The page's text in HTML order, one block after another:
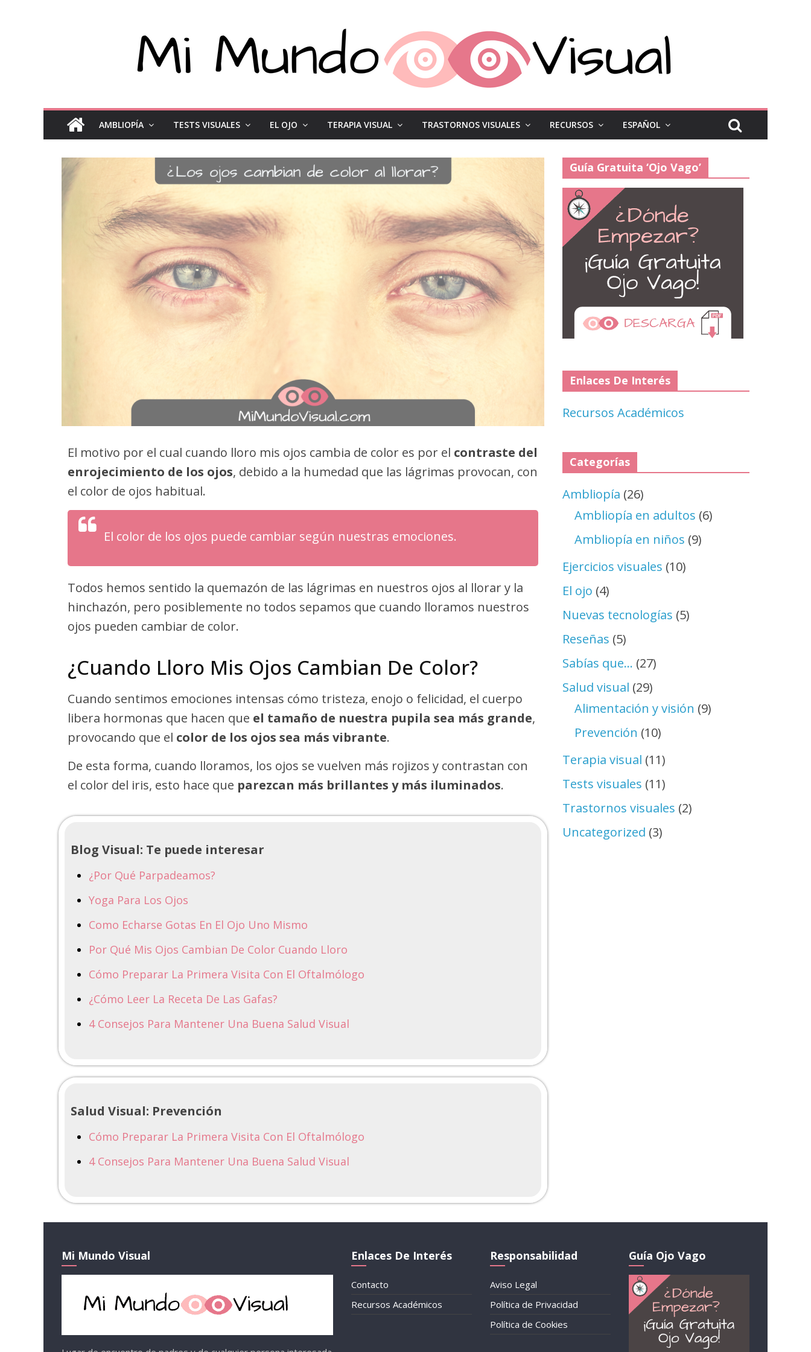
AMBLIOPÍA TESTS VISUALES EL OJO TERAPIA VISUAL TRASTORNOS VISUALES RECURSOS ESPAÑOL
El motivo por el cual cuando lloro mis ojos cambia de color es por el contraste del
enrojecimiento de los ojos, debido a la humedad que las lágrimas provocan, con
el color de ojos habitual.
El color de los ojos puede cambiar según nuestras emociones.
Todos hemos sentido la quemazón de las lágrimas en nuestros ojos al llorar y la
hinchazón, pero posiblemente no todos sepamos que cuando lloramos nuestros
ojos pueden cambiar de color.
¿Cuando Lloro Mis Ojos Cambian De Color?
Cuando sentimos emociones intensas cómo tristeza, enojo o felicidad, el cuerpo
libera hormonas que hacen que el tamaño de nuestra pupila sea más grande,
provocando que el color de los ojos sea más vibrante.
De esta forma, cuando lloramos, los ojos se vuelven más rojizos y contrastan con
el color del iris, esto hace que parezcan más brillantes y más iluminados.
Blog Visual: Te puede interesar
¿Por Qué Parpadeamos?
Yoga Para Los Ojos
Como Echarse Gotas En El Ojo Uno Mismo
Por Qué Mis Ojos Cambian De Color Cuando Lloro
Cómo Preparar La Primera Visita Con El Oftalmólogo
¿Cómo Leer La Receta De Las Gafas?
4 Consejos Para Mantener Una Buena Salud Visual
Salud Visual: Prevención
Cómo Preparar La Primera Visita Con El Oftalmólogo
4 Consejos Para Mantener Una Buena Salud Visual
Guía Gratuita ‘Ojo Vago’
Enlaces De Interés
Recursos Académicos
Categorías
Ambliopía (26)
Ambliopía en adultos (6)
Ambliopía en niños (9)
Ejercicios visuales (10)
El ojo (4)
Nuevas tecnologías (5)
Reseñas (5)
Sabías que… (27)
Salud visual (29)
Alimentación y visión (9)
Prevención (10)
Terapia visual (11)
Tests visuales (11)
Trastornos visuales (2)
Uncategorized (3)
Mi Mundo Visual Enlaces De Interés
Contacto
Recursos Académicos
Responsabilidad
Aviso Legal
Política de Privacidad
Política de Cookies
Guía Ojo Vago